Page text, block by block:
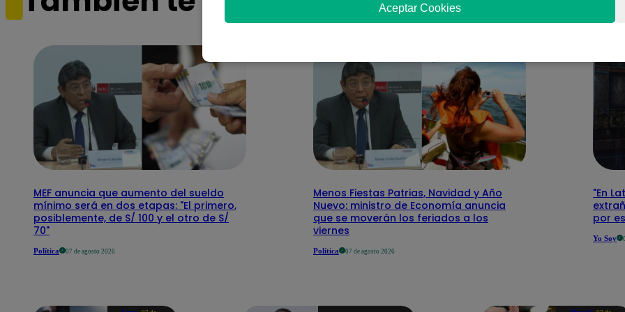
MEF anuncia que aumento del sueldo
mínimo será en dos etapas: "El primero,
posiblemente, de S/ 100 y el otro de S/
70"
Política 07 de agosto 2026
Menos Fiestas Patrias, Navidad y Año
Nuevo: ministro de Economía anuncia
que se moverán los feriados a los
viernes
Política 07 de agosto 2026
"En
por
Yo Soy
Aceptar Cookies